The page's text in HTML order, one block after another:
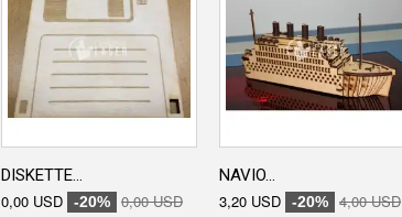
DISKETTE...
0,00 USD -20% 0,00 USD
NAVIO...
3,20 USD -20% 4,00 USD